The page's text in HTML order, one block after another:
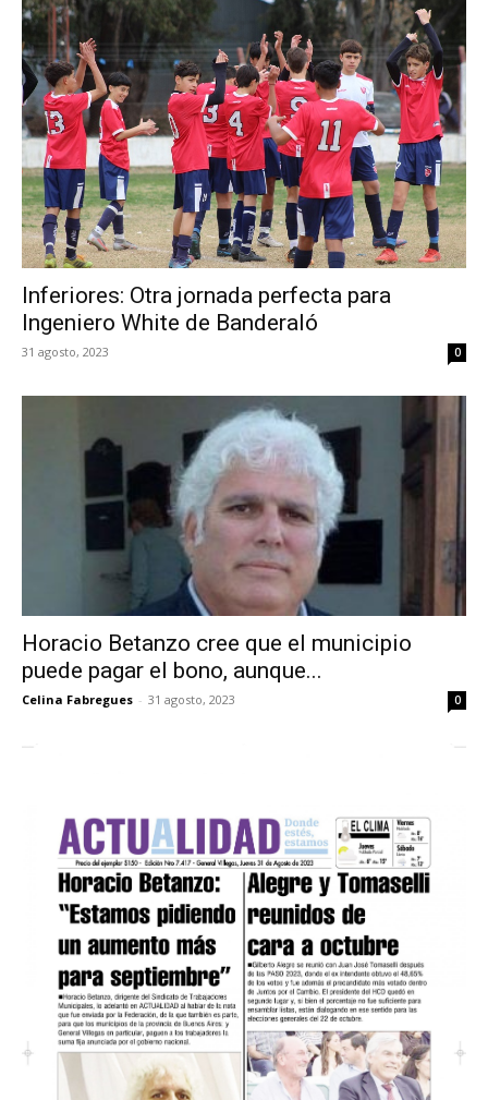
Inferiores: Otra jornada perfecta para
Ingeniero White de Banderaló
31 agosto, 2023 0
Horacio Betanzo cree que el municipio
puede pagar el bono, aunque...
Celina Fabregues - 31 agosto, 2023 0